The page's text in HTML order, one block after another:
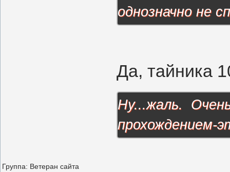
Группа: Ветеран сайта
однозначно не
Да, тайника
Ну...жаль.
прохождением-